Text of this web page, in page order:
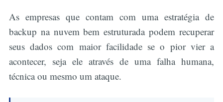
As empresas que contam com uma estratégia de
backup na nuvem bem estruturada podem recuperar
seus dados com maior facilidade se o pior vier a
acontecer, seja ele através de uma falha humana,
técnica ou mesmo um ataque.